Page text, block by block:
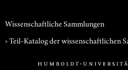
Wissenschaftliche Sammlungen
› Teil-Katalog der wissenschaftlichen